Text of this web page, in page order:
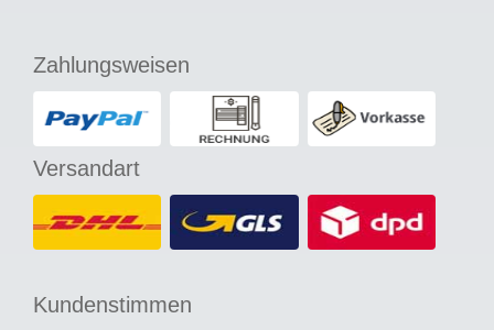
Zahlungsweisen
Versandart
Kundenstimmen